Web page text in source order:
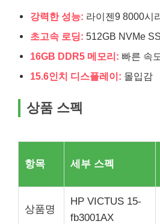
강력한 성능: 라이젠9 8000시
초고속 로딩: 512GB NVMe
16GB DDR5 메모리: 빠른 속
15.6인치 디스플레이: 몰입감
상품 스펙
항목 세부 스펙
상품명
HP VICTUS 15-
fb3001AX